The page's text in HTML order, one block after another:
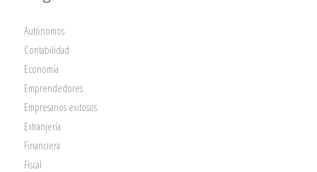
Autónomos
Contabilidad
Economía
Emprendedores
Empresarios exitosos
Extranjería
Financiera
Fiscal